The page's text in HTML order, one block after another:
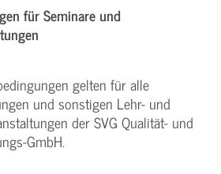
für Seminare und
gelten für alle
und sonstigen Lehr- und
der SVG Qualität- und
GmbH.